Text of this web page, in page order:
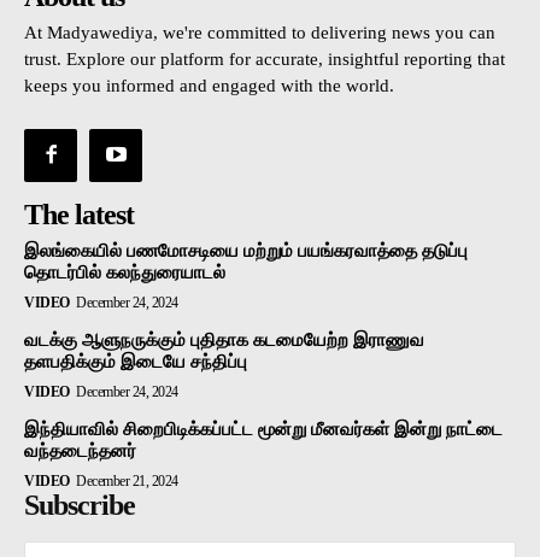
At Madyawediya, we're committed to delivering news you can
trust. Explore our platform for accurate, insightful reporting that
keeps you informed and engaged with the world.
The latest
இலங்கையில் பணமோசடியை மற்றும் பயங்கரவாத்தை தடுப்பு
தொடர்பில் கலந்துரையாடல்
VIDEO December 24, 2024
வடக்கு ஆளுநருக்கும் புதிதாக கடமையேற்ற இராணுவ
தளபதிக்கும் இடையே சந்திப்பு
VIDEO December 24, 2024
இந்தியாவில் சிறைபிடிக்கப்பட்ட மூன்று மீனவர்கள் இன்று நாட்டை
வந்தடைந்தனர்
VIDEO December 21, 2024
Subscribe